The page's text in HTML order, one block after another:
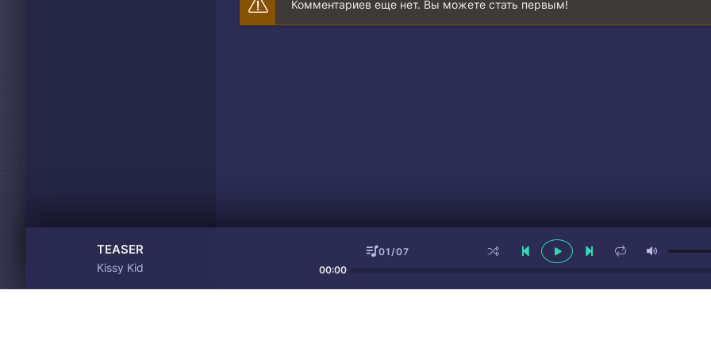
Комментариев еще нет. Вы можете стать первым!
TEASER
Kissy Kid
01/07
00:00